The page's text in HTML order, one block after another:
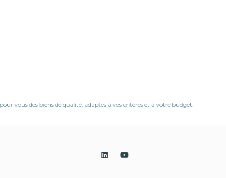
vous des biens de qualité, adaptés à vos critères et à votre budget.